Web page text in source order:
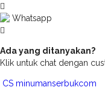
Whatsapp
Ada yang ditanyakan?
Klik untuk chat dengan
CS minumanserbukcom